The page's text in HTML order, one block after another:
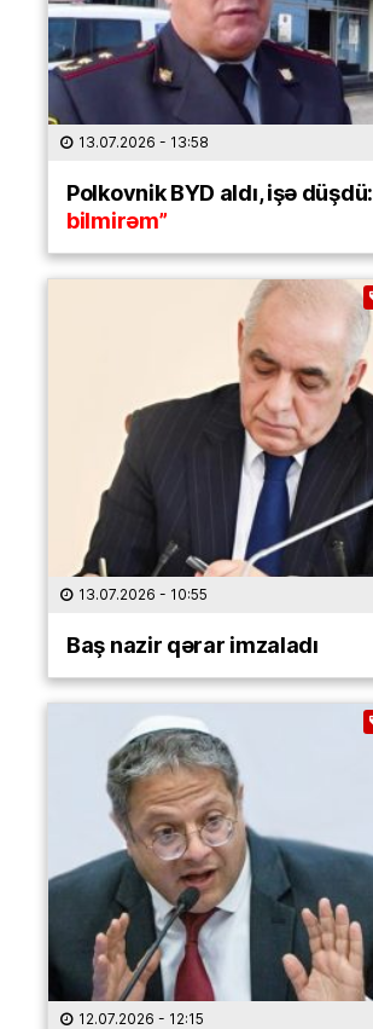
13.07.2026 - 13:58
Polkovnik BYD aldı, işə düşdü:
bilmirəm”
13.07.2026 - 10:55
Baş nazir qərar imzaladı
12.07.2026 - 12:15